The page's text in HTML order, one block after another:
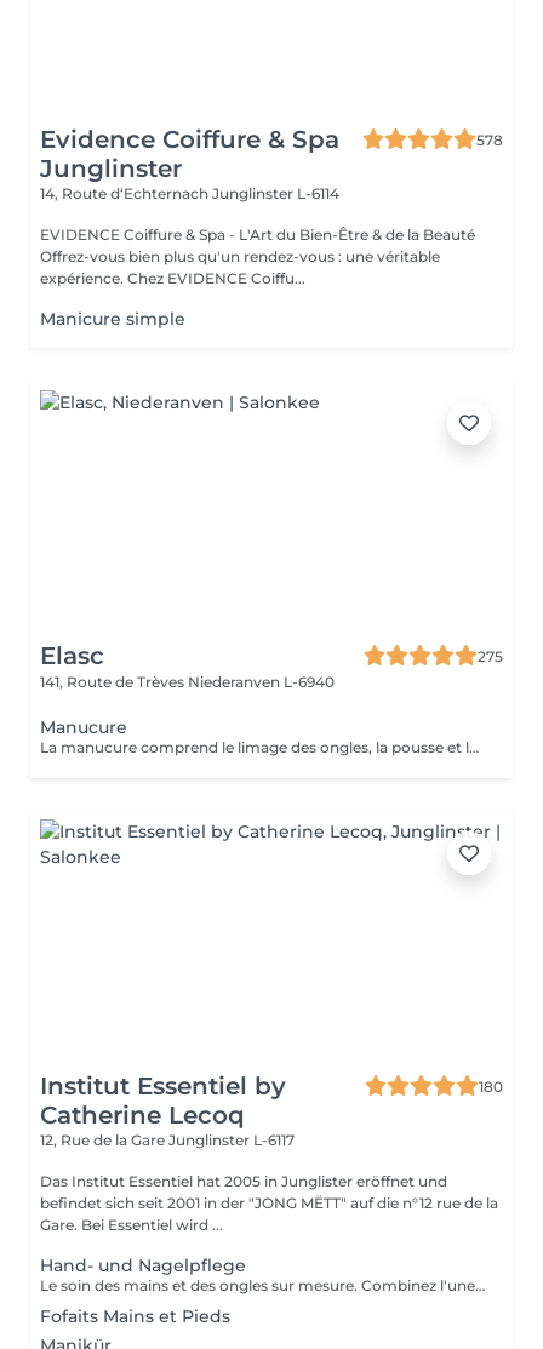
Evidence Coiffure & Spa
Junglinster
578
14, Route d‘Echternach Junglinster L-6114
EVIDENCE Coiffure & Spa - L'Art du Bien-Être & de la Beauté
Offrez-vous bien plus qu'un rendez-vous : une véritable
expérience. Chez EVIDENCE Coiffu...
Manicure simple
Elasc
275
141, Route de Trèves Niederanven L-6940
Manucure
La manucure comprend le limage des ongles, la pousse et la coupe des cuticules ainsi qu'une application d'une crème de soin. La manucure bien-être compte, en plus, un gommage et un masque des mains. Large choix de couleurs parmi les vernis ProNails longue tenue.
Institut Essentiel by
Catherine Lecoq
180
12, Rue de la Gare Junglinster L-6117
Das Institut Essentiel hat 2005 in Junglister eröffnet und
befindet sich seit 2001 in der "JONG MËTT" auf die n°12 rue de la
Gare. Bei Essentiel wird ...
Hand- und Nagelpflege
Le soin des mains et des ongles sur mesure. Combinez l'une des prestations avec votre soin visage.
Fofaits Mains et Pieds